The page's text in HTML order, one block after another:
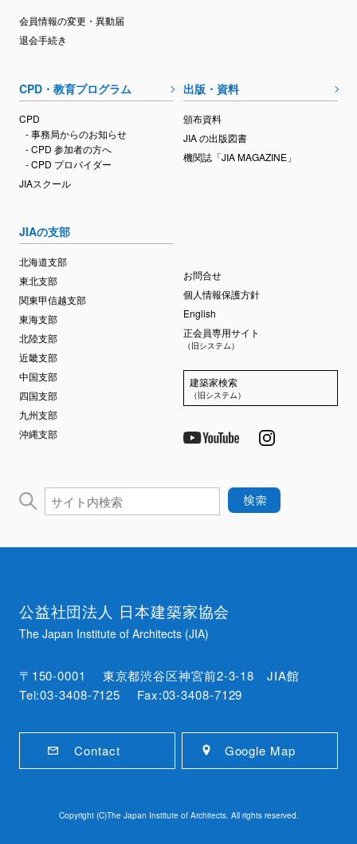
会員情報の変更・異動届
退会手続き
CPD・教育プログラム
CPD
- 事務局からのお知らせ
- CPD 参加者の方へ
- CPD プロバイダー
JIAスクール
出版・資料
頒布資料
JIA の出版図書
機関誌「JIA MAGAZINE」
JIAの支部
北海道支部
東北支部
関東甲信越支部
東海支部
北陸支部
近畿支部
中国支部
四国支部
九州支部
沖縄支部
お問合せ
個人情報保護方針
English
正会員専用サイト
（旧システム）
建築家検索
（旧システム）
公益社団法人 日本建築家協会
The Japan Institute of Architects (JIA)
〒150-0001 東京都渋谷区神宮前2-3-18 JIA館
Tel:03-3408-7125 Fax:03-3408-7129
Contact Google Map
Copyright (C)The Japan Institute of Architects. All rights reserved.